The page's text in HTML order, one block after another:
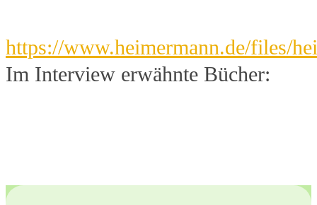
https://www.heimermann.de/files/
Im Interview erwähnte Bücher: